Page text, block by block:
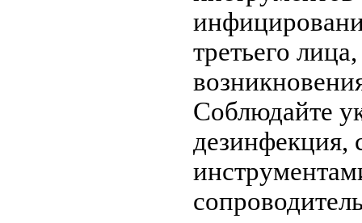
третьего
Соблюдайте
дезинфекция,